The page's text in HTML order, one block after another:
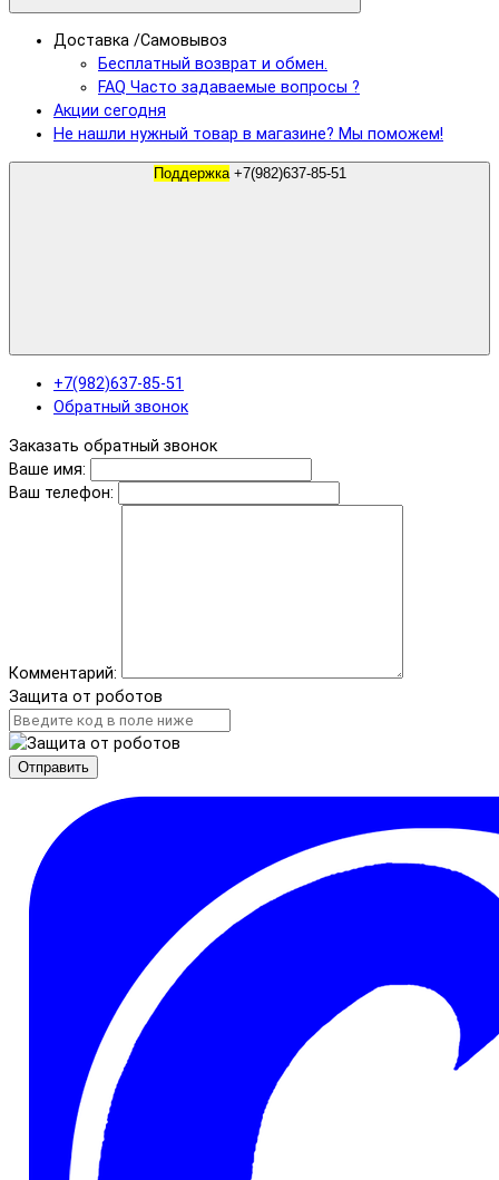
Доставка /Самовывоз
Бесплатный возврат и обмен.
FAQ Часто задаваемые вопросы ?
Акции сегодня
Не нашли нужный товар в магазине? Мы поможем!
Поддержка +7(982)637-85-51
+7(982)637-85-51
Обратный звонок
Заказать обратный звонок
Ваше имя:
Ваш телефон:
Комментарий:
Защита от роботов
Отправить